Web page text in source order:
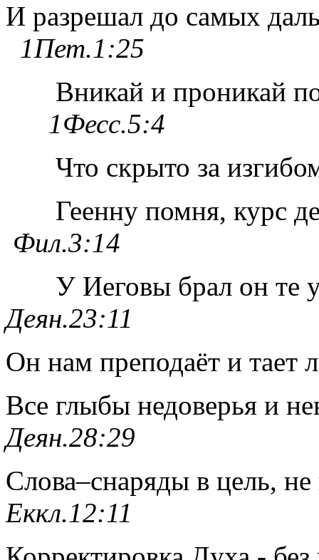
И разрешал до самых
1Пет.1:25
Вникай и проникай
1Фесс.5:4
Что скрыто за
Геенну помня, курс
Фил.3:14
У Иеговы брал он те
Деян.23:11
Он нам преподаёт и тает
Все глыбы недоверья и
Деян.28:29
Слова–снаряды в цель, не
Еккл.12:11